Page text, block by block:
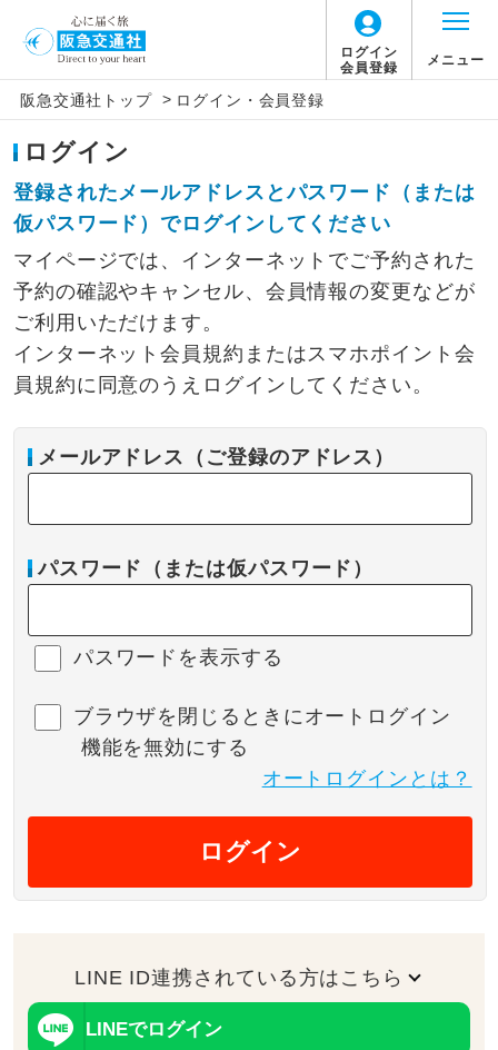
ログイン
会員登録
メニュー
阪急交通社トップ > ログイン・会員登録
ログイン
登録されたメールアドレスとパスワード（または
仮パスワード）でログインしてください
マイページでは、インターネットでご予約された
予約の確認やキャンセル、会員情報の変更などが
ご利用いただけます。
インターネット会員規約またはスマホポイント会
員規約に同意のうえログインしてください。
メールアドレス（ご登録のアドレス）
パスワード（または仮パスワード）
パスワードを表示する
ブラウザを閉じるときにオートログイン
機能を無効にする
オートログインとは？
ログイン
LINE ID連携されている方はこちら
LINEでログイン